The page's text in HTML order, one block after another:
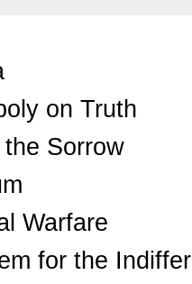
on Truth
Sorrow
Warfare
for the